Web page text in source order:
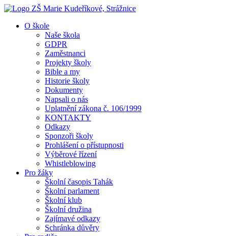
O škole
Naše škola
GDPR
Zaměstnanci
Projekty školy
Bible a my
Historie školy
Dokumenty
Napsali o nás
Uplatnění zákona č. 106/1999
KONTAKTY
Odkazy
Sponzoři školy
Prohlášení o přístupnosti
Výběrové řízení
Whistleblowing
Pro žáky
Školní časopis Tahák
Školní parlament
Školní klub
Školní družina
Zajímavé odkazy
Schránka důvěry